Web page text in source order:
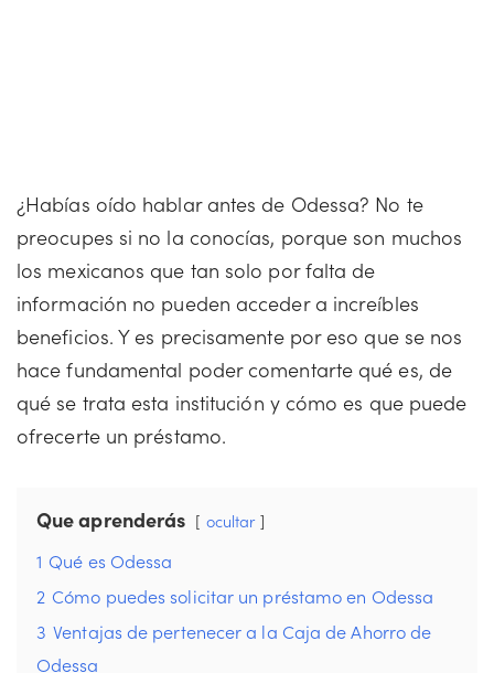
¿Habías oído hablar antes de Odessa? No te
preocupes si no la conocías, porque son muchos
los mexicanos que tan solo por falta de
información no pueden acceder a increíbles
beneficios. Y es precisamente por eso que se nos
hace fundamental poder comentarte qué es, de
qué se trata esta institución y cómo es que puede
ofrecerte un préstamo.
Que aprenderás ocultar
1 Qué es Odessa
2 Cómo puedes solicitar un préstamo en Odessa
3 Ventajas de pertenecer a la Caja de Ahorro de
Odessa